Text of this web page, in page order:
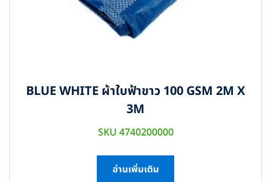
BLUE WHITE ผ้าใบฟ้าขาว 100 GSM 2M X
3M
SKU 4740200000
อ่านเพิ่มเติม